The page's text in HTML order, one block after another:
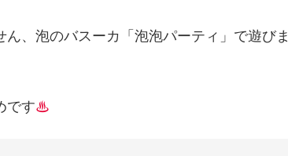
、泡のバスーカ「泡泡パーティ」で遊びま
です♨